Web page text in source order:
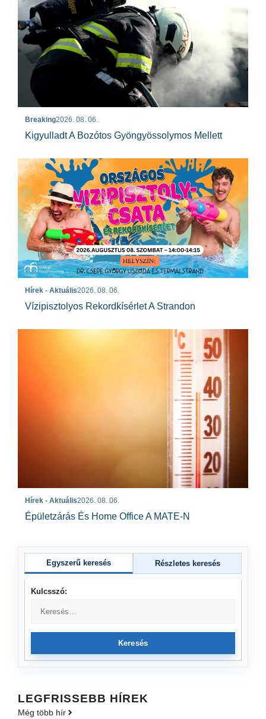
Breaking2026. 08. 06.
Kigyulladt A Bozótos Gyöngyössolymos Mellett
Hírek - Aktuális2026. 08. 06.
Vízipisztolyos Rekordkísérlet A Strandon
Hírek - Aktuális2026. 08. 06.
Épületzárás És Home Office A MATE-N
Egyszerű keresés Részletes keresés
Kulcsszó:
Keresés
LEGFRISSEBB HÍREK
Még több hír